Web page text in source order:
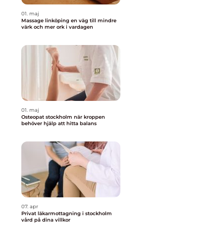
01. maj
Massage linköping en väg till mindre
värk och mer ork i vardagen
01. maj
Osteopat stockholm när kroppen
behöver hjälp att hitta balans
07. apr
Privat läkarmottagning i stockholm
vård på dina villkor